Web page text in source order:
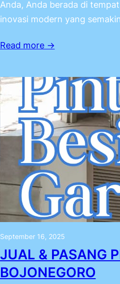
Anda, Anda berada di
inovasi modern yang
Read more →
September 16, 2025
JUAL & PASANG
BOJONEGORO